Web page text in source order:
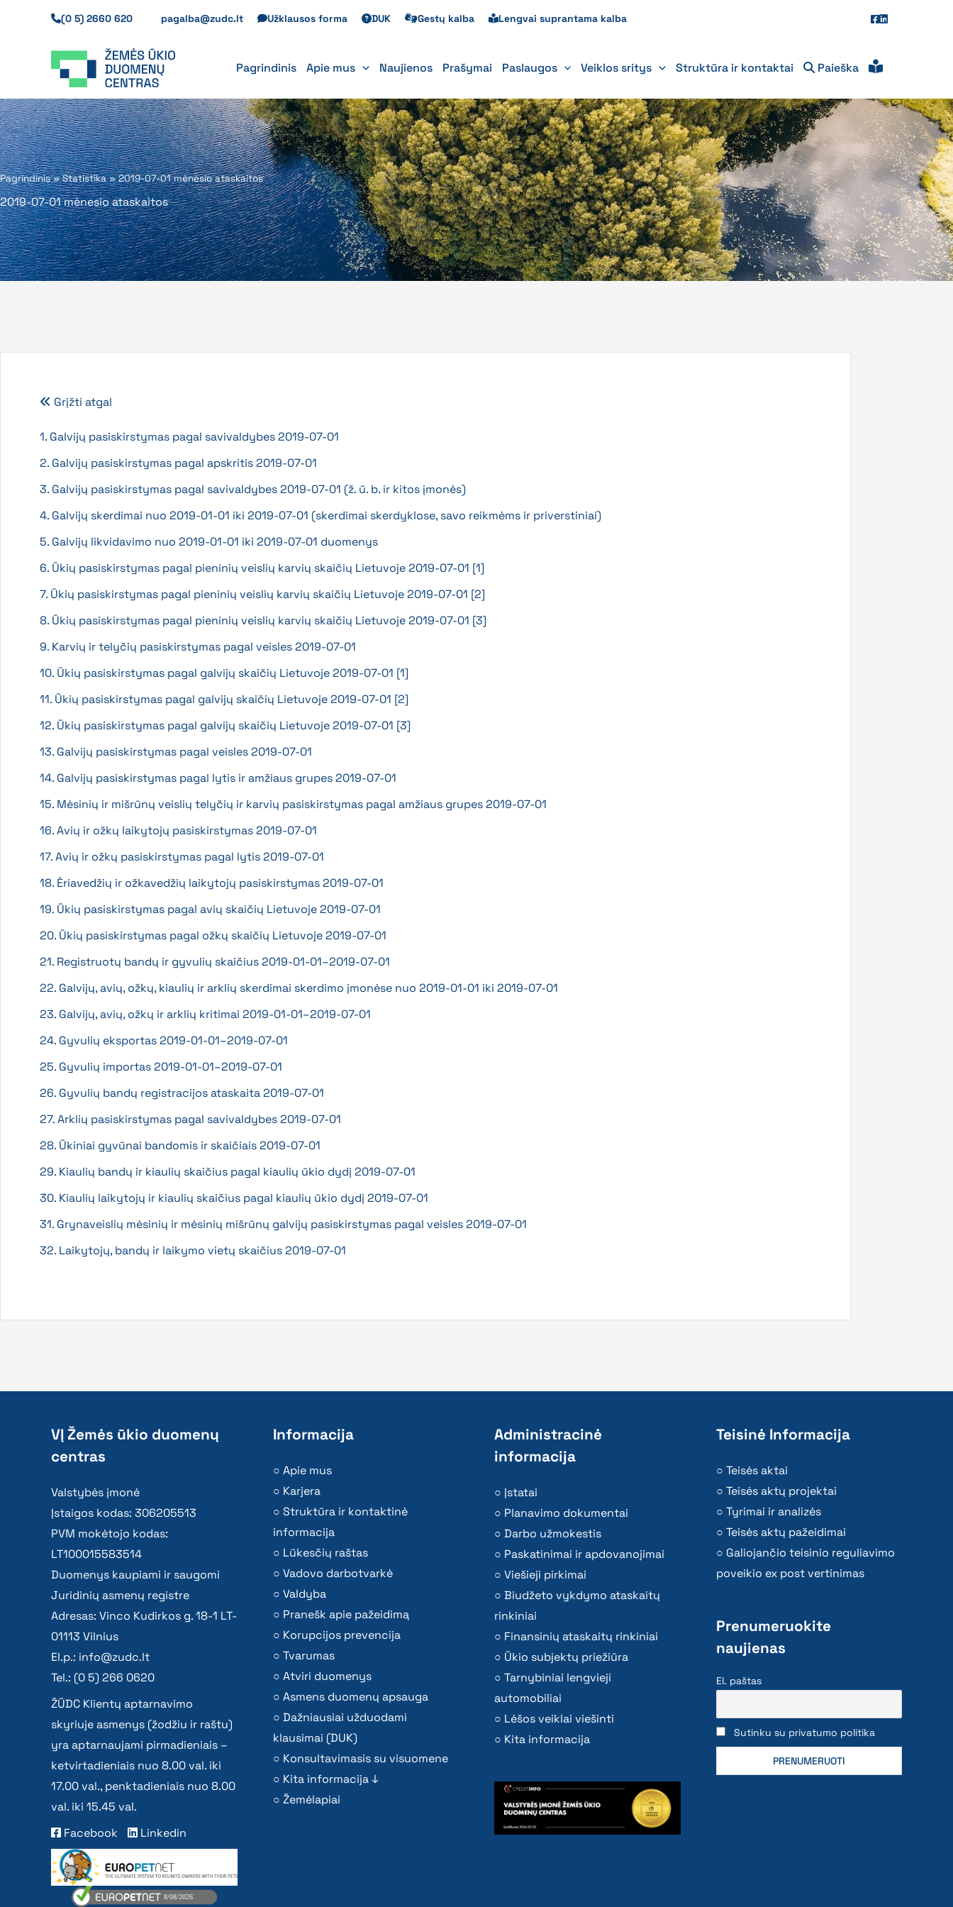
(0 5) 2660 620 pagalba@zudc.lt Užklausos forma DUK Gestų kalba Lengvai suprantama kalba
Pagrindinis Apie mus Naujienos Prašymai Paslaugos Veiklos sritys Struktūra ir kontaktai Paieška
Pagrindinis»Statistika»2019-07-01 mėnesio ataskaitos
2019-07-01 mėnesio ataskaitos
Grįžti atgal
1. Galvijų pasiskirstymas pagal savivaldybes 2019-07-01
2. Galvijų pasiskirstymas pagal apskritis 2019-07-01
3. Galvijų pasiskirstymas pagal savivaldybes 2019-07-01 (ž. ū. b. ir kitos įmonės)
4. Galvijų skerdimai nuo 2019-01-01 iki 2019-07-01 (skerdimai skerdyklose, savo reikmėms ir priverstiniai)
5. Galvijų likvidavimo nuo 2019-01-01 iki 2019-07-01 duomenys
6. Ūkių pasiskirstymas pagal pieninių veislių karvių skaičių Lietuvoje 2019-07-01 [1]
7. Ūkių pasiskirstymas pagal pieninių veislių karvių skaičių Lietuvoje 2019-07-01 [2]
8. Ūkių pasiskirstymas pagal pieninių veislių karvių skaičių Lietuvoje 2019-07-01 [3]
9. Karvių ir telyčių pasiskirstymas pagal veisles 2019-07-01
10. Ūkių pasiskirstymas pagal galvijų skaičių Lietuvoje 2019-07-01 [1]
11. Ūkių pasiskirstymas pagal galvijų skaičių Lietuvoje 2019-07-01 [2]
12. Ūkių pasiskirstymas pagal galvijų skaičių Lietuvoje 2019-07-01 [3]
13. Galvijų pasiskirstymas pagal veisles 2019-07-01
14. Galvijų pasiskirstymas pagal lytis ir amžiaus grupes 2019-07-01
15. Mėsinių ir mišrūnų veislių telyčių ir karvių pasiskirstymas pagal amžiaus grupes 2019-07-01
16. Avių ir ožkų laikytojų pasiskirstymas 2019-07-01
17. Avių ir ožkų pasiskirstymas pagal lytis 2019-07-01
18. Ėriavedžių ir ožkavedžių laikytojų pasiskirstymas 2019-07-01
19. Ūkių pasiskirstymas pagal avių skaičių Lietuvoje 2019-07-01
20. Ūkių pasiskirstymas pagal ožkų skaičių Lietuvoje 2019-07-01
21. Registruotų bandų ir gyvulių skaičius 2019-01-01–2019-07-01
22. Galvijų, avių, ožkų, kiaulių ir arklių skerdimai skerdimo įmonėse nuo 2019-01-01 iki 2019-07-01
23. Galvijų, avių, ožkų ir arklių kritimai 2019-01-01–2019-07-01
24. Gyvulių eksportas 2019-01-01–2019-07-01
25. Gyvulių importas 2019-01-01–2019-07-01
26. Gyvulių bandų registracijos ataskaita 2019-07-01
27. Arklių pasiskirstymas pagal savivaldybes 2019-07-01
28. Ūkiniai gyvūnai bandomis ir skaičiais 2019-07-01
29. Kiaulių bandų ir kiaulių skaičius pagal kiaulių ūkio dydį 2019-07-01
30. Kiaulių laikytojų ir kiaulių skaičius pagal kiaulių ūkio dydį 2019-07-01
31. Grynaveislių mėsinių ir mėsinių mišrūnų galvijų pasiskirstymas pagal veisles 2019-07-01
32. Laikytojų, bandų ir laikymo vietų skaičius 2019-07-01
VĮ Žemės ūkio duomenų
centras
Valstybės įmonė
Įstaigos kodas: 306205513
PVM mokėtojo kodas:
LT100015583514
Duomenys kaupiami ir saugomi
Juridinių asmenų registre
Adresas: Vinco Kudirkos g. 18-1 LT-
01113 Vilnius
El.p.: info@zudc.lt
Tel.: (0 5) 266 0620
ŽŪDC Klientų aptarnavimo
skyriuje asmenys (žodžiu ir raštu)
yra aptarnaujami pirmadieniais –
ketvirtadieniais nuo 8.00 val. iki
17.00 val., penktadieniais nuo 8.00
val. iki 15.45 val.
Facebook
Linkedin
Informacija
Apie mus
Karjera
Struktūra ir kontaktinė
informacija
Lūkesčių raštas
Vadovo darbotvarkė
Valdyba
Pranešk apie pažeidimą
Korupcijos prevencija
Tvarumas
Atviri duomenys
Asmens duomenų apsauga
Dažniausiai užduodami
klausimai (DUK)
Konsultavimasis su visuomene
Kita informacija ↓
Žemėlapiai
Administracinė
informacija
Įstatai
Planavimo dokumentai
Darbo užmokestis
Paskatinimai ir apdovanojimai
Viešieji pirkimai
Biudžeto vykdymo ataskaitų
rinkiniai
Finansinių ataskaitų rinkiniai
Ūkio subjektų priežiūra
Tarnybiniai lengvieji
automobiliai
Lėšos veiklai viešinti
Kita informacija
Teisinė Informacija
Teisės aktai
Teisės aktų projektai
Tyrimai ir analizės
Teisės aktų pažeidimai
Galiojančio teisinio reguliavimo
poveikio ex post vertinimas
Prenumeruokite
naujienas
El. paštas
Sutinku su privatumo politika